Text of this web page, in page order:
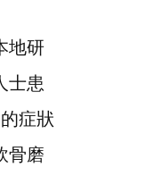
地研
士患
症狀
骨磨